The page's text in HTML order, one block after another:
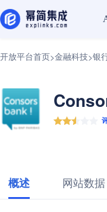
开放平台首页>金融科技>银
概述 网站数据